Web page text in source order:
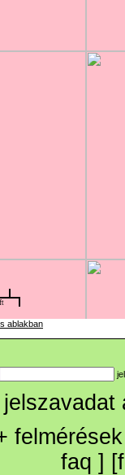
ablakban
felmérések
faq ] [